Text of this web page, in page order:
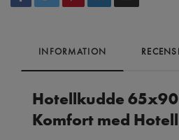
INFORMATION
Hotellkudde
Komfort med